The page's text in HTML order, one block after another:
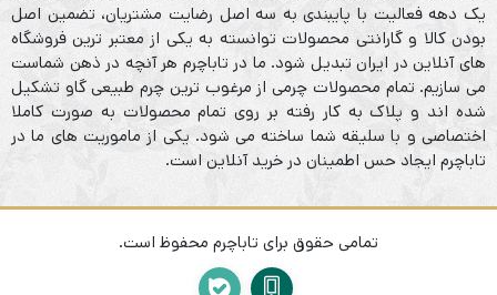
یک دهه فعالیت با پایبندی به سه اصل رضایت مشتریان، تضمین اصل
بودن کالا و گارانتی محصولات توانسته به یکی از معتبر ترین فروشگاه
های آنلاین در ایران تبدیل شود. ما در تاباچرم هر آنچه در ذهن شماست
می سازیم. تمام محصولات چرمی از مرغوب ترین چرم طبیعی گاو تشکیل
شده اند و پلاک به کار رفته بر روی تمام محصولات به صورت کاملا
اختصاصی و با سلیقه شما ساخته می شود. یکی از ماموریت های ما در
تاباچرم ایجاد حس اطمینان در خرید آنلاین است.
تمامی حقوق برای تاباچرم محفوظ است.